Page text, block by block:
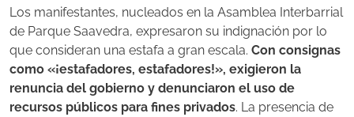
Los manifestantes, nucleados en la Asamblea Interbarrial
de Parque Saavedra, expresaron su indignación por lo
que consideran una estafa a gran escala. Con consignas
como «¡estafadores, estafadores!», exigieron la
renuncia del gobierno y denunciaron el uso de
recursos públicos para fines privados. La presencia de